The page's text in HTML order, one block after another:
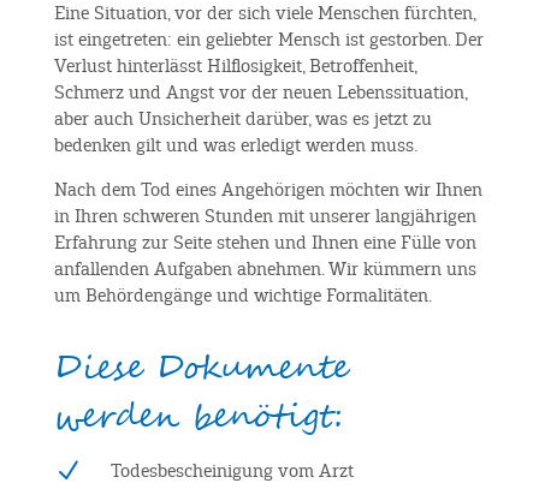
Eine Situation, vor der sich viele Menschen fürchten,
ist eingetreten: ein geliebter Mensch ist gestorben. Der
Verlust hinterlässt Hilflosigkeit, Betroffenheit,
Schmerz und Angst vor der neuen Lebenssituation,
aber auch Unsicherheit darüber, was es jetzt zu
bedenken gilt und was erledigt werden muss.
Nach dem Tod eines Angehörigen möchten wir Ihnen
in Ihren schweren Stunden mit unserer langjährigen
Erfahrung zur Seite stehen und Ihnen eine Fülle von
anfallenden Aufgaben abnehmen. Wir kümmern uns
um Behördengänge und wichtige Formalitäten.
Diese Dokumente
werden benötigt:
N Todesbescheinigung vom Arzt